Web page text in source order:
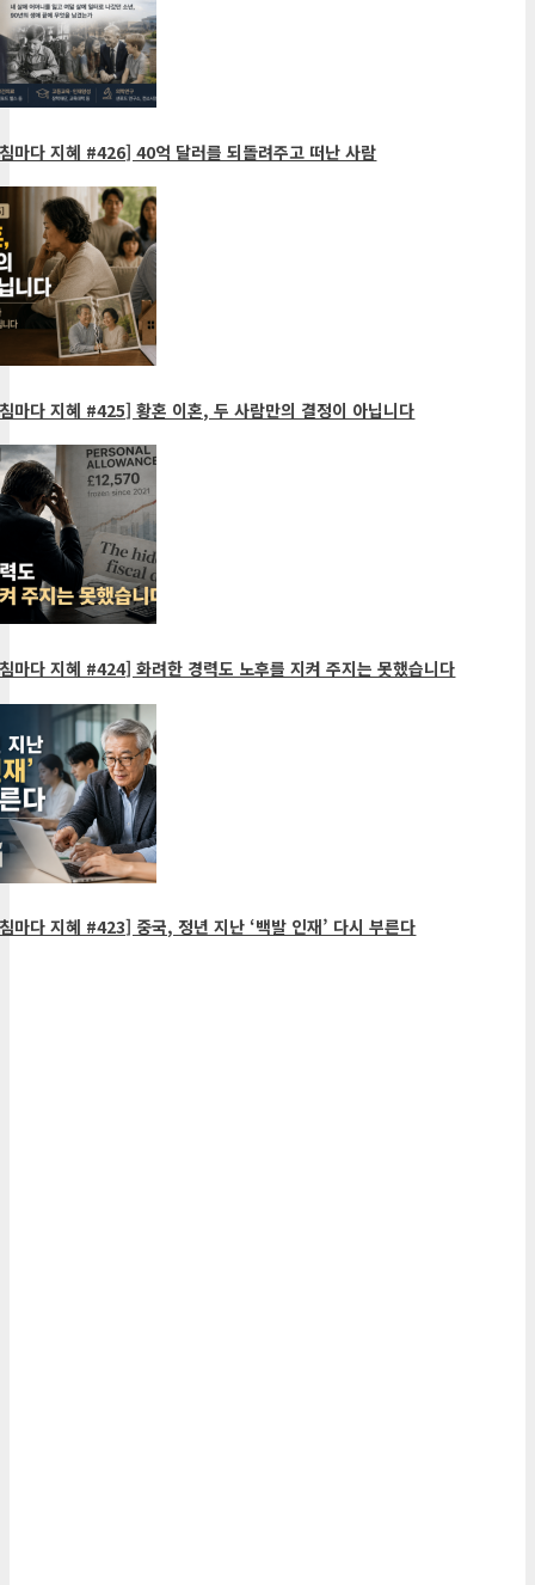
마다 지혜 #426] 40억 달러를 되돌려주고 떠난 사람
마다 지혜 #425] 황혼 이혼, 두 사람만의 결정이 아닙니다
마다 지혜 #424] 화려한 경력도 노후를 지켜 주지는 못했습니다
마다 지혜 #423] 중국, 정년 지난 ‘백발 인재’ 다시 부른다